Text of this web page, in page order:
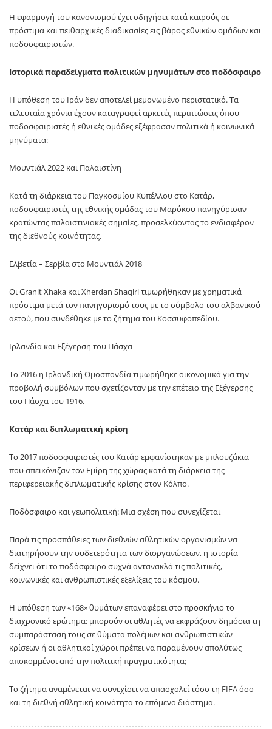
Η εφαρμογή του κανονισμού έχει οδηγήσει κατά καιρούς σε
πρόστιμα και πειθαρχικές διαδικασίες εις βάρος εθνικών ομάδων και
ποδοσφαιριστών.
Ιστορικά παραδείγματα πολιτικών μηνυμάτων στο ποδόσφαιρο
Η υπόθεση του Ιράν δεν αποτελεί μεμονωμένο περιστατικό. Τα
τελευταία χρόνια έχουν καταγραφεί αρκετές περιπτώσεις όπου
ποδοσφαιριστές ή εθνικές ομάδες εξέφρασαν πολιτικά ή κοινωνικά
μηνύματα:
Μουντιάλ 2022 και Παλαιστίνη
Κατά τη διάρκεια του Παγκοσμίου Κυπέλλου στο Κατάρ,
ποδοσφαιριστές της εθνικής ομάδας του Μαρόκου πανηγύρισαν
κρατώντας παλαιστινιακές σημαίες, προσελκύοντας το ενδιαφέρον
της διεθνούς κοινότητας.
Ελβετία – Σερβία στο Μουντιάλ 2018
Οι Granit Xhaka και Xherdan Shaqiri τιμωρήθηκαν με χρηματικά
πρόστιμα μετά τον πανηγυρισμό τους με το σύμβολο του αλβανικού
αετού, που συνδέθηκε με το ζήτημα του Κοσσυφοπεδίου.
Ιρλανδία και Εξέγερση του Πάσχα
Το 2016 η Ιρλανδική Ομοσπονδία τιμωρήθηκε οικονομικά για την
προβολή συμβόλων που σχετίζονταν με την επέτειο της Εξέγερσης
του Πάσχα του 1916.
Κατάρ και διπλωματική κρίση
Το 2017 ποδοσφαιριστές του Κατάρ εμφανίστηκαν με μπλουζάκια
που απεικόνιζαν τον Εμίρη της χώρας κατά τη διάρκεια της
περιφερειακής διπλωματικής κρίσης στον Κόλπο.
Ποδόσφαιρο και γεωπολιτική: Μια σχέση που συνεχίζεται
Παρά τις προσπάθειες των διεθνών αθλητικών οργανισμών να
διατηρήσουν την ουδετερότητα των διοργανώσεων, η ιστορία
δείχνει ότι το ποδόσφαιρο συχνά αντανακλά τις πολιτικές,
κοινωνικές και ανθρωπιστικές εξελίξεις του κόσμου.
Η υπόθεση των «168» θυμάτων επαναφέρει στο προσκήνιο το
διαχρονικό ερώτημα: μπορούν οι αθλητές να εκφράζουν δημόσια τη
συμπαράστασή τους σε θύματα πολέμων και ανθρωπιστικών
κρίσεων ή οι αθλητικοί χώροι πρέπει να παραμένουν απολύτως
αποκομμένοι από την πολιτική πραγματικότητα;
Το ζήτημα αναμένεται να συνεχίσει να απασχολεί τόσο τη FIFA όσο
και τη διεθνή αθλητική κοινότητα το επόμενο διάστημα.